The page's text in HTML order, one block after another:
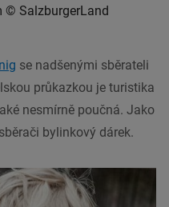
© SalzburgerLand
se nadšenými sběrateli
průkazkou je turistika
nesmírně poučná. Jako
bylinkový dárek.